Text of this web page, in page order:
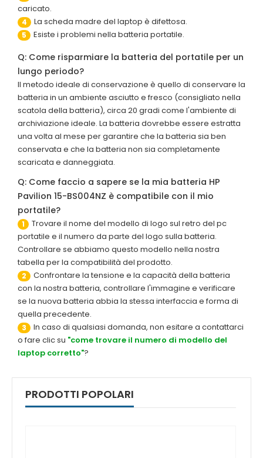
caricato.
4 La scheda madre del laptop è difettosa.
5 Esiste i problemi nella batteria portatile.
Q: Come risparmiare la batteria del portatile per un
lungo periodo?
Il metodo ideale di conservazione è quello di conservare la
batteria in un ambiente asciutto e fresco (consigliato nella
scatola della batteria), circa 20 gradi come l'ambiente di
archiviazione ideale. La batteria dovrebbe essere estratta
una volta al mese per garantire che la batteria sia ben
conservata e che la batteria non sia completamente
scaricata e danneggiata.
Q: Come faccio a sapere se la mia batteria HP
Pavilion 15-BS004NZ è compatibile con il mio
portatile?
1
Trovare il nome del modello di logo sul retro del pc
portatile e il numero da parte del logo sulla batteria.
Controllare se abbiamo questo modello nella nostra
tabella per la compatibilità del prodotto.
2
Confrontare la tensione e la capacità della batteria
con la nostra batteria, controllare l'immagine e verificare
se la nuova batteria abbia la stessa interfaccia e forma di
quella precedente.
3
In caso di qualsiasi domanda, non esitare a contattarci
o fare clic su "come trovare il numero di modello del
laptop corretto"?
PRODOTTI POPOLARI